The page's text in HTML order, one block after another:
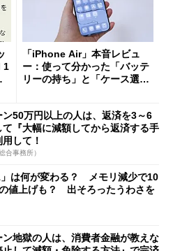
1
「iPhone Air」本音レビュ
ー：使って分かった「バッテ
リーの持ち」と「ケース選
ン50万円以上の人は、返済を3～6
て『大幅に減額してから返済する手
して！
合事務所）
」は何が変わる？ メモリ減少で10
値上げも？ 出そろったうわさを
ン地獄の人は、消費者金融が教えな